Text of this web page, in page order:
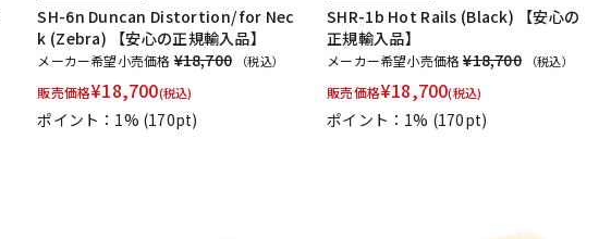
SH-6n Duncan Distortion/ for Nec
k (Zebra) 【安心の正規輸入品】
メーカー希望小売価格 ¥18,700 （税込）
販売価格¥18,700(税込)
ポイント：1% (170pt)
SHR-1b Hot Rails (Black) 【安心の
正規輸入品】
メーカー希望小売価格¥18,700 （税込）
販売価格¥18,700(税込)
ポイント：1% (170pt)